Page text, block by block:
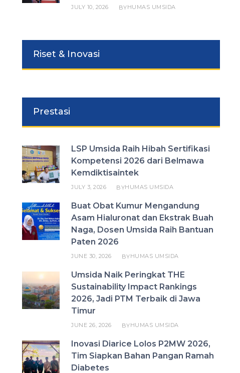
JULY 10, 2026 BYHUMAS UMSIDA
Riset & Inovasi
Prestasi
LSP Umsida Raih Hibah Sertifikasi
Kompetensi 2026 dari Belmawa
Kemdiktisaintek
JULY 3, 2026 BYHUMAS UMSIDA
Buat Obat Kumur Mengandung
Asam Hialuronat dan Ekstrak Buah
Naga, Dosen Umsida Raih Bantuan
Paten 2026
JUNE 30, 2026 BYHUMAS UMSIDA
Umsida Naik Peringkat THE
Sustainability Impact Rankings
2026, Jadi PTM Terbaik di Jawa
Timur
JUNE 26, 2026 BYHUMAS UMSIDA
Inovasi Diarice Lolos P2MW 2026,
Tim Siapkan Bahan Pangan Ramah
Diabetes